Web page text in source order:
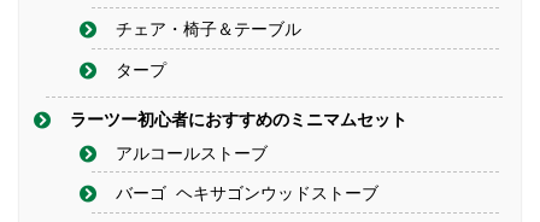
チェア・椅子＆テーブル
タープ
ラーツー初心者におすすめのミニマムセット
アルコールストーブ
バーゴ ヘキサゴンウッドストーブ